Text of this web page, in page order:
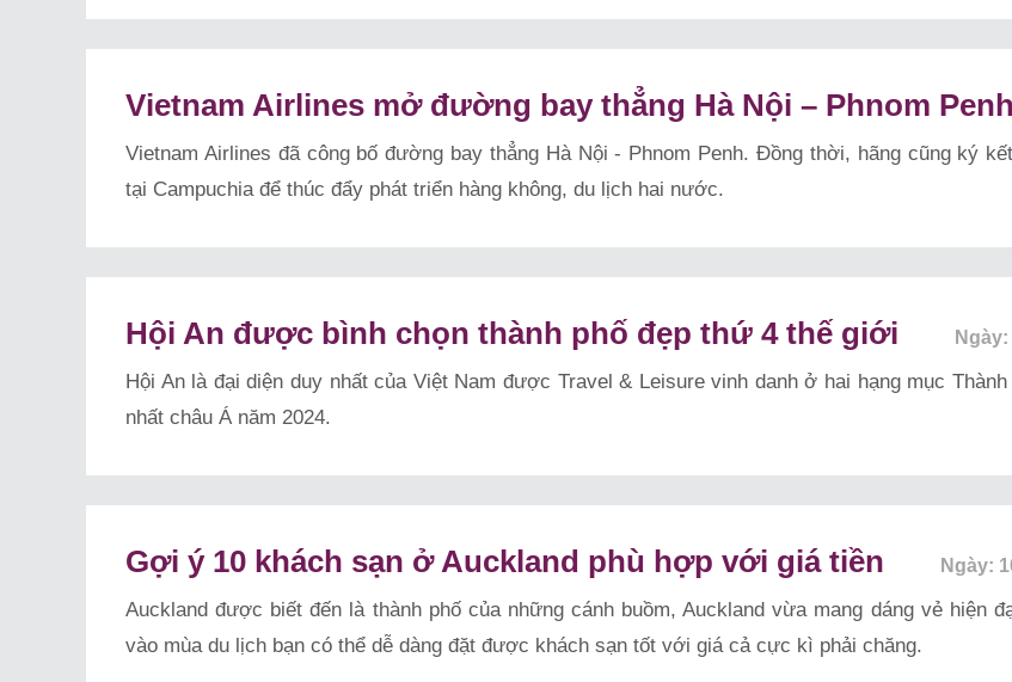
Vietnam Airlines mở đường bay thẳng Hà Nội – Phnom Penh
Vietnam Airlines đã công bố đường bay thẳng Hà Nội - Phnom Penh. Đồng thời, hãng cũng ký
tại Campuchia để thúc đẩy phát triển hàng không, du lịch hai nước.
Hội An được bình chọn thành phố đẹp thứ 4 thế giới
Hội An là đại diện duy nhất của Việt Nam được Travel & Leisure vinh danh ở hai hạng mục
nhất châu Á năm 2024.
Gợi ý 10 khách sạn ở Auckland phù hợp với giá tiền Ngày:
Auckland được biết đến là thành phố của những cánh buồm, Auckland vừa mang dáng vẻ hiện
vào mùa du lịch bạn có thể dễ dàng đặt được khách sạn tốt với giá cả cực kì phải chăng.